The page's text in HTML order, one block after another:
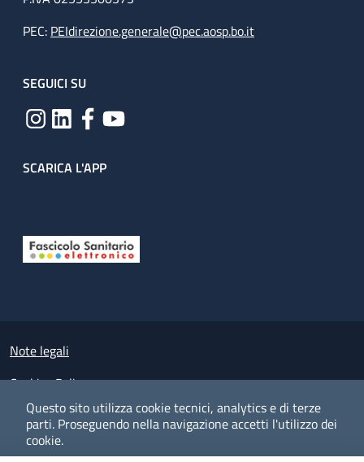
Questo sito utilizza cookie tecnici, analytics e di terze
parti. Proseguendo nella navigazione accetti l'utilizzo dei
cookie.
PEC: PEIdirezione.generale@pec.aosp.bo.it
SEGUICI SU
SCARICA L'APP
Small prints
Note legali
Cookies Policy
Policy privacy e protezione del dato personale
Albo pretorio on-line